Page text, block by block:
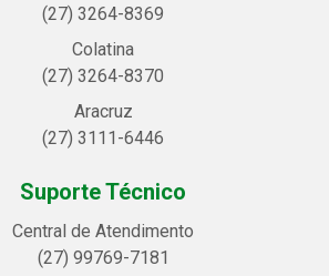
(27) 3264-8369
Colatina
(27) 3264-8370
Aracruz
(27) 3111-6446
Suporte Técnico
Central de Atendimento
(27) 99769-7181